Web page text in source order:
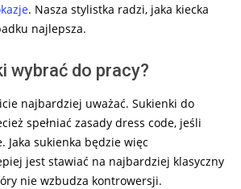
. Nasza stylistka radzi, jaka kiecka
najlepsza.
wybrać do pracy?
najbardziej uważać. Sukienki do
spełniać zasady dress code, jeśli
Jaka sukienka będzie więc
jest stawiać na najbardziej klasyczny
nie wzbudza kontrowersji.